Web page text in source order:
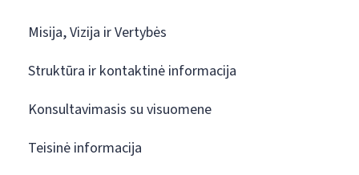
Misija, Vizija ir Vertybės
Struktūra ir kontaktinė informacija
Konsultavimasis su visuomene
Teisinė informacija